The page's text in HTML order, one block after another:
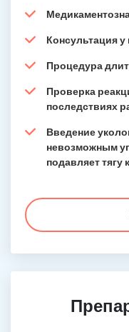
Консультация у
Процедура
Проверка
последствиях
Введение
невозможным
подавляет тягу